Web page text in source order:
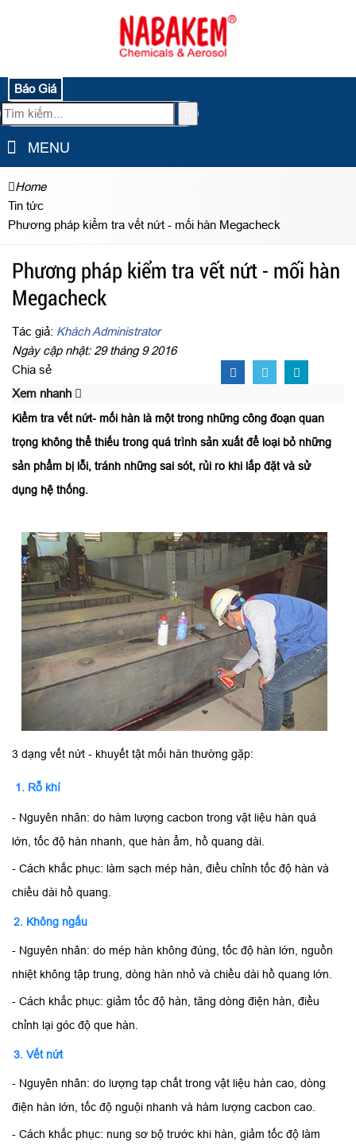
Báo Giá
MENU
Home
Tin tức
Phương pháp kiểm tra vết nứt - mối hàn Megacheck
Phương pháp kiểm tra vết nứt - mối hàn
Megacheck
Tác giả: Khách Administrator
Ngày cập nhật: 29 tháng 9 2016
Chia sẻ
Xem nhanh
Kiểm tra vết nứt- mối hàn là một trong những công đoạn quan
trọng không thể thiếu trong quá trình sản xuất để loại bỏ những
sản phẩm bị lỗi, tránh những sai sót, rủi ro khi lắp đặt và sử
dụng hệ thống.
3 dạng vết nứt - khuyết tật mối hàn thường gặp:
1. Rỗ khí
- Nguyên nhân: do hàm lượng cacbon trong vật liệu hàn quá
lớn, tốc độ hàn nhanh, que hàn ẩm, hồ quang dài.
- Cách khắc phục: làm sạch mép hàn, điều chỉnh tốc độ hàn và
chiều dài hồ quang.
2. Không ngấu
- Nguyên nhân: do mép hàn không đúng, tốc độ hàn lớn, nguồn
nhiệt không tập trung, dòng hàn nhỏ và chiều dài hồ quang lớn.
- Cách khắc phục: giảm tốc độ hàn, tăng dòng điện hàn, điều
chỉnh lại góc độ que hàn.
3. Vết nứt
- Nguyên nhân: do lượng tạp chất trong vật liệu hàn cao, dòng
điện hàn lớn, tốc độ nguội nhanh và hàm lượng cacbon cao.
- Cách khắc phục: nung sơ bộ trước khi hàn, giảm tốc độ làm